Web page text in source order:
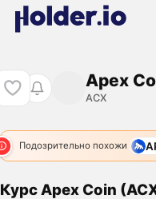
Apex
ACX
Подозрительно похожи
Курс Apex Coin